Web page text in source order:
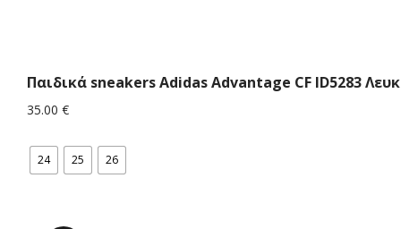
Παιδικά sneakers Adidas Advantage CF ID5283
35.00 €
24 25 26